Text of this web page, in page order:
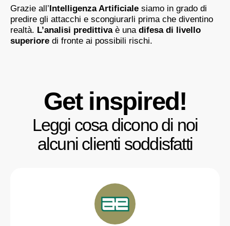
Grazie all’Intelligenza Artificiale siamo in grado di
predire gli attacchi e scongiurarli prima che diventino
realtà. L’analisi predittivaè una difesa di livello
superiore di fronte ai possibili rischi.
Get inspired!
Leggi cosa dicono di noi
alcuni clienti soddisfatti